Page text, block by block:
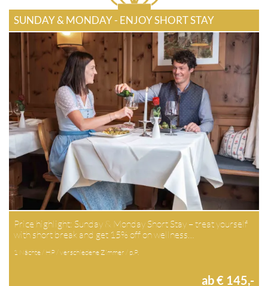
SUNDAY & MONDAY - ENJOY SHORT STAY
Price highlight: Sunday & Monday Short Stay – treat yourself
with short break and get 15% off on wellness…
1 Nächte / HP / verschiedene Zimmer / p.P.
ab € 145,-